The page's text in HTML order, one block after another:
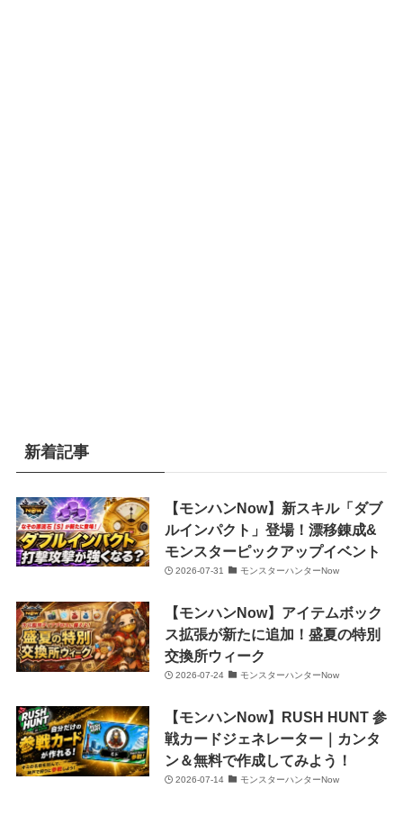
新着記事
【モンハンNow】新スキル「ダブ
ルインパクト」登場！漂移錬成&
モンスターピックアップイベント
2026-07-31 モンスターハンターNow
【モンハンNow】アイテムボック
ス拡張が新たに追加！盛夏の特別
交換所ウィーク
2026-07-24 モンスターハンターNow
【モンハンNow】RUSH HUNT 参
戦カードジェネレーター｜カンタ
ン＆無料で作成してみよう！
2026-07-14 モンスターハンターNow